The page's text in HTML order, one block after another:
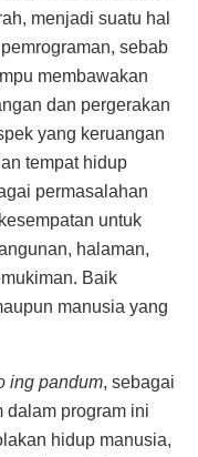
menjadi suatu hal
sebab
membawakan
dan pergerakan
yang keruangan
tempat hidup
permasalahan
untuk
halaman,
Baik
manusia yang
ing pandum, sebagai
dalam program ini
hidup manusia,